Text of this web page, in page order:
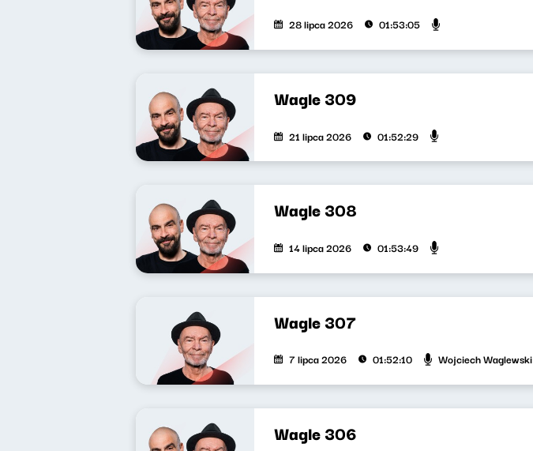
28 lipca 2026 01:53:05
Wagle 309
21 lipca 2026 01:52:29
Wagle 308
14 lipca 2026 01:53:49
Wagle 307
7 lipca 2026 01:52:10 Wojciech Waglewski
Wagle 306